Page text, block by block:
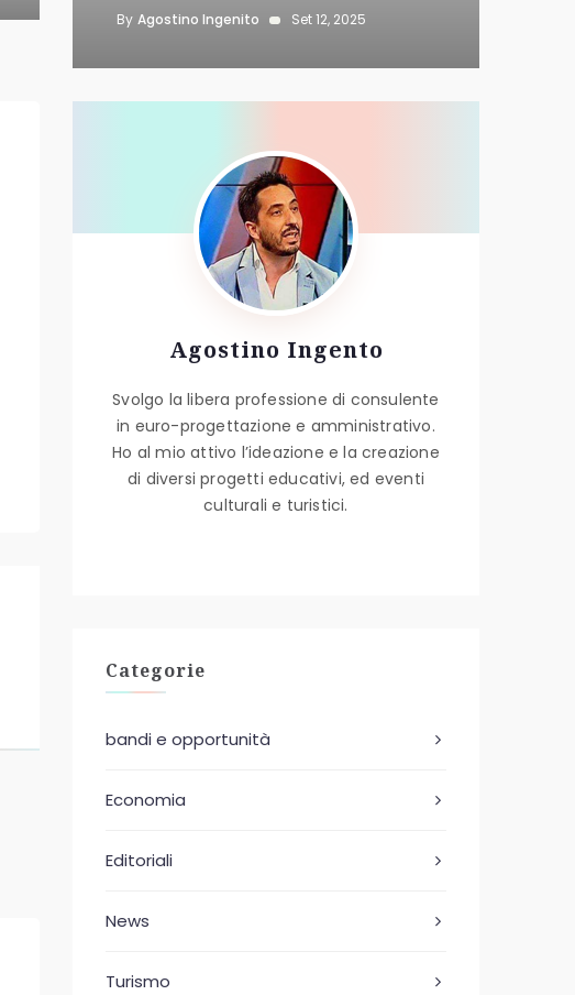
By Agostino Ingenito Set 12, 2025
Agostino Ingento
Svolgo la libera professione di consulente
in euro-progettazione e amministrativo.
Ho al mio attivo l’ideazione e la creazione
di diversi progetti educativi, ed eventi
culturali e turistici.
Categorie
bandi e opportunità
Economia
Editoriali
News
Turismo